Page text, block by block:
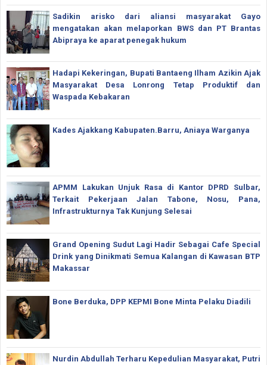
Sadikin arisko dari aliansi masyarakat Gayo
mengatakan akan melaporkan BWS dan PT Brantas
Abipraya ke aparat penegak hukum
Hadapi Kekeringan, Bupati Bantaeng Ilham Azikin Ajak
Masyarakat Desa Lonrong Tetap Produktif dan
Waspada Kebakaran
Kades Ajakkang Kabupaten.Barru, Aniaya Warganya
APMM Lakukan Unjuk Rasa di Kantor DPRD Sulbar,
Terkait Pekerjaan Jalan Tabone, Nosu, Pana,
Infrastrukturnya Tak Kunjung Selesai
Grand Opening Sudut Lagi Hadir Sebagai Cafe Special
Drink yang Dinikmati Semua Kalangan di Kawasan BTP
Makassar
Bone Berduka, DPP KEPMI Bone Minta Pelaku Diadili
Nurdin Abdullah Terharu Kepedulian Masyarakat, Putri